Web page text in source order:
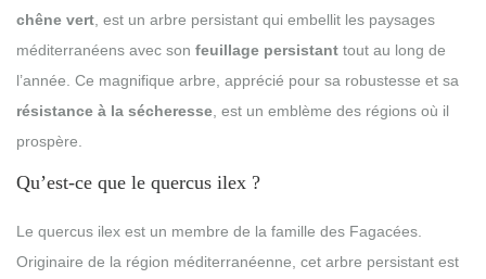
chêne vert , est un arbre persistant qui embellit les paysages
méditerranéens avec son feuillage persistant tout au long de
l’année. Ce magnifique arbre, apprécié pour sa robustesse et sa
résistance à la sécheresse , est un emblème des régions où il
prospère.
Qu’est-ce que le quercus ilex ?
Le quercus ilex est un membre de la famille des Fagacées.
Originaire de la région méditerranéenne, cet arbre persistant est